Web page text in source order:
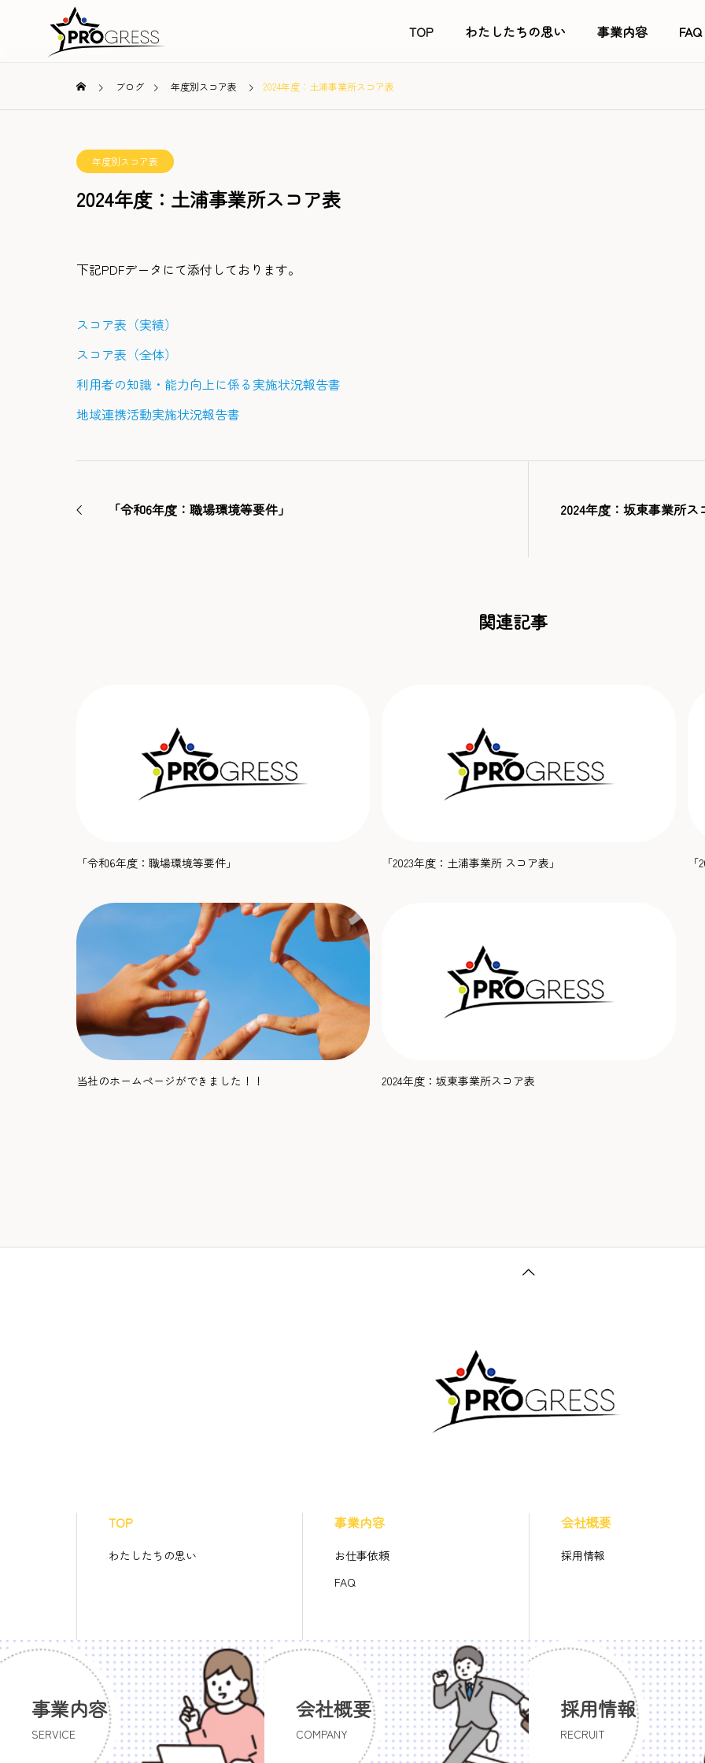
TOP わたしたちの思い 事業内容 FAQ
ブログ 年度別スコア表 2024年度：土浦事業所スコア表
年度別スコア表
2024年度：土浦事業所スコア表
下記PDFデータにて添付しております。
スコア表（実績）
スコア表（全体）
利用者の知識・能力向上に係る実施状況報告書
地域連携活動実施状況報告書
「令和6年度：職場環境等要件」 2024年度：坂東事業所ス
関連記事
「令和6年度：職場環境等要件」 「2023年度：土浦事業所 スコア表」
当社のホームページができました！！ 2024年度：坂東事業所スコア表
TOP
わたしたちの思い
事業内容
お仕事依頼
FAQ
会社概要
採用情報
事業内容
SERVICE
会社概要
COMPANY
採用情報
RECRUIT